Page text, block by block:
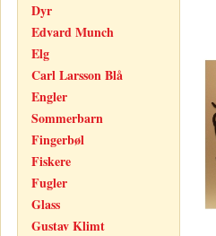
Dyr
Edvard Munch
Elg
Carl Larsson Blå
Engler
Sommerbarn
Fingerbøl
Fiskere
Fugler
Glass
Gustav Klimt